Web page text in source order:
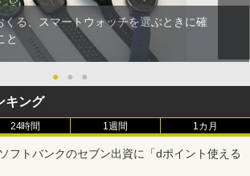
くる、スマートウォッチを選ぶときに確
と
● ● ●
キング
24時間 1週間 1カ月
フトバンクのセブン出資に「dポイント使える